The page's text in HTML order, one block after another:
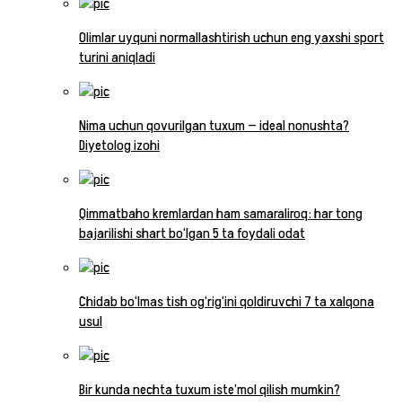
Olimlar uyquni normallashtirish uchun eng yaxshi sport
turini aniqladi
Nima uchun qovurilgan tuxum — ideal nonushta?
Diyetolog izohi
Qimmatbaho kremlardan ham samaraliroq: har tong
bajarilishi shart bo‘lgan 5 ta foydali odat
Chidab bo‘lmas tish og‘rig‘ini qoldiruvchi 7 ta xalqona
usul
Bir kunda nechta tuxum iste’mol qilish mumkin?